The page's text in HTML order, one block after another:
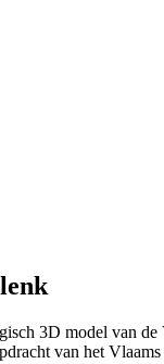
3D model van
van het